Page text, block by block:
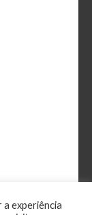
experiência